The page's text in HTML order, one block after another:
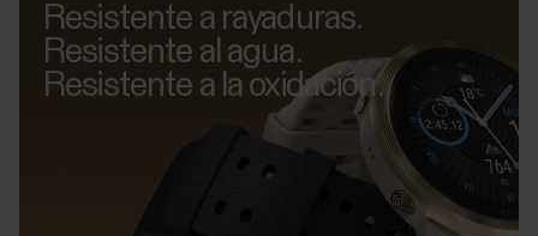
Resistente a rayaduras.
Resistente al agua.
Resistente a la oxidación.